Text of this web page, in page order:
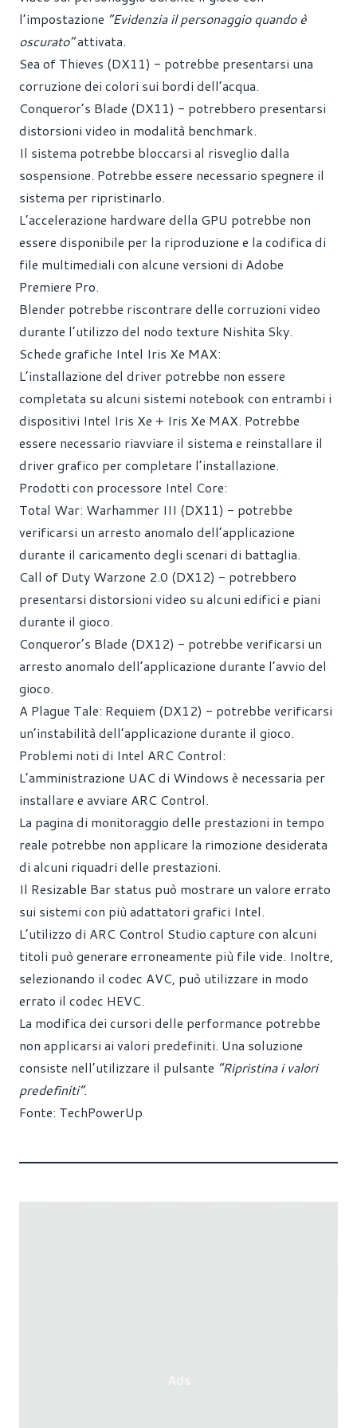
l’impostazione “Evidenzia il personaggio quando è
oscurato”attivata.
Sea of Thieves (DX11) - potrebbe presentarsi una
corruzione dei colori sui bordi dell’acqua.
Conqueror’s Blade (DX11) - potrebbero presentarsi
distorsioni video in modalità benchmark.
Il sistema potrebbe bloccarsi al risveglio dalla
sospensione. Potrebbe essere necessario spegnere il
sistema per ripristinarlo.
L’accelerazione hardware della GPU potrebbe non
essere disponibile per la riproduzione e la codifica di
file multimediali con alcune versioni di Adobe
Premiere Pro.
Blender potrebbe riscontrare delle corruzioni video
durante l’utilizzo del nodo texture Nishita Sky.
Schede grafiche Intel Iris Xe MAX:
L’installazione del driver potrebbe non essere
completata su alcuni sistemi notebook con entrambi i
dispositivi Intel Iris Xe + Iris Xe MAX. Potrebbe
essere necessario riavviare il sistema e reinstallare il
driver grafico per completare l’installazione.
Prodotti con processore Intel Core:
Total War: Warhammer III (DX11) - potrebbe
verificarsi un arresto anomalo dell’applicazione
durante il caricamento degli scenari di battaglia.
Call of Duty Warzone 2.0 (DX12) - potrebbero
presentarsi distorsioni video su alcuni edifici e piani
durante il gioco.
Conqueror’s Blade (DX12) - potrebbe verificarsi un
arresto anomalo dell’applicazione durante l’avvio del
gioco.
A Plague Tale: Requiem (DX12) - potrebbe verificarsi
un’instabilità dell’applicazione durante il gioco.
Problemi noti di Intel ARC Control:
L’amministrazione UAC di Windows è necessaria per
installare e avviare ARC Control.
La pagina di monitoraggio delle prestazioni in tempo
reale potrebbe non applicare la rimozione desiderata
di alcuni riquadri delle prestazioni.
Il Resizable Bar status può mostrare un valore errato
sui sistemi con più adattatori grafici Intel.
L’utilizzo di ARC Control Studio capture con alcuni
titoli può generare erroneamente più file vide. Inoltre,
selezionando il codec AVC, può utilizzare in modo
errato il codec HEVC.
La modifica dei cursori delle performance potrebbe
non applicarsi ai valori predefiniti. Una soluzione
consiste nell’utilizzare il pulsante “Ripristina i valori
predefiniti”.
Fonte: TechPowerUp